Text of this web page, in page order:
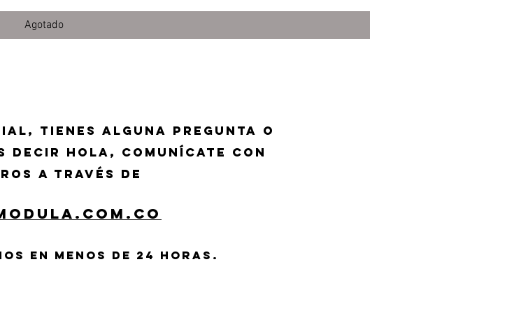
Agotado
tienes alguna pregunta o
decir hola, comunícate con
a través de
en menos de 24 horas.